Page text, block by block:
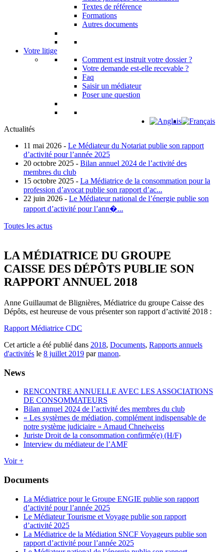
Textes de référence
Formations
Autres documents
Votre litige
Comment est instruit votre dossier ?
Votre demande est-elle recevable ?
Faq
Saisir un médiateur
Poser une question
Actualités
11 mai 2026 - Le Médiateur du Notariat publie son rapport
d’activité pour l’année 2025
20 octobre 2025 - Bilan annuel 2024 de l’activité des
membres du club
15 octobre 2025 - La Médiatrice de la consommation pour la
profession d’avocat publie son rapport d’ac...
22 juin 2026 - Le Médiateur national de l’énergie publie son
rapport d’activité pour l’ann�...
Toutes les actus
LA MÉDIATRICE DU GROUPE
CAISSE DES DÉPÔTS PUBLIE SON
RAPPORT ANNUEL 2018
Anne Guillaumat de Blignières, Médiatrice du groupe Caisse des
Dépôts, est heureuse de vous présenter son rapport d’activité 2018 :
Rapport Médiatrice CDC
Cet article a été publié dans 2018, Documents, Rapports annuels
d'activités le 8 juillet 2019 parmanon.
News
RENCONTRE ANNUELLE AVEC LES ASSOCIATIONS
DE CONSOMMATEURS
Bilan annuel 2024 de l’activité des membres du club
« Les systèmes de médiation, complément indispensable de
notre système judiciaire » Arnaud Chneiweiss
Juriste Droit de la consommation confirmé(e) (H/F)
Interview du médiateur de l’AMF
Voir +
Documents
La Médiatrice pour le Groupe ENGIE publie son rapport
d’activité pour l’année 2025
Le Médiateur Tourisme et Voyage publie son rapport
d’activité 2025
La Médiatrice de la Médiation SNCF Voyageurs publie son
rapport d’activité pour l’année 2025